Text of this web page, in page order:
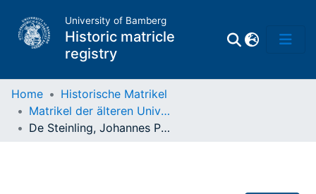
University of Bamberg
Historic matricle
registry
Matrikel
Home
Historische Matrikel
Matrikel der älteren Universität
De Steinling, Johannes Philipp Ludwig